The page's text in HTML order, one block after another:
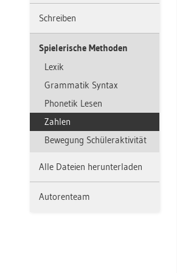
Schrei­ben
Spie­le­ri­sche Me­tho­den
Lexik
Gram­ma­tik Syn­tax
Pho­ne­tik Lesen
Zah­len
Be­we­gung Schü­ler­ak­ti­vi­tät
Alle Da­tei­en her­un­ter­la­den
Au­to­ren­team